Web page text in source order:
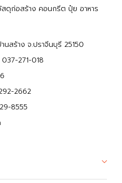
สดุก่อสร้าง คอนกรีต ปุ๋ย อาหาร
นสร้าง จ.ปราจีนบุรี 25150
271-018
2662
8555